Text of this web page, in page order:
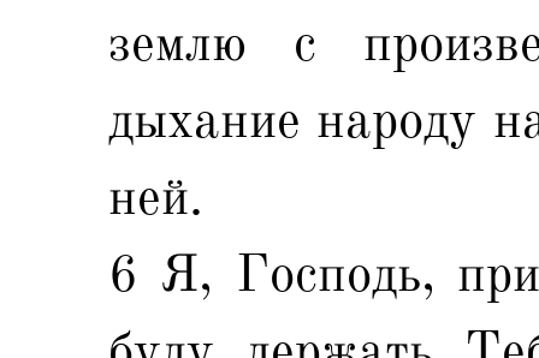
землю с
дыхание народу
ней.
6 Я, Господь,